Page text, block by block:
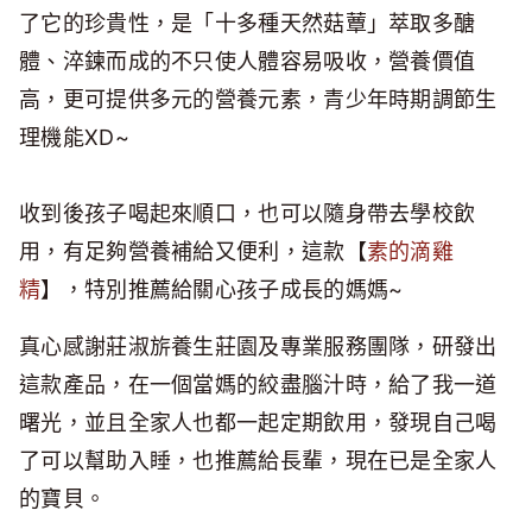
了它的珍貴性，是「十多種天然菇蕈」萃取多醣
體、淬鍊而成的不只使人體容易吸收，營養價值
高，更可提供多元的營養元素，青少年時期調節生
理機能XD~
收到後孩子喝起來順口，也可以隨身帶去學校飲
用，有足夠營養補給又便利，這款【素的滴雞
精】，特別推薦給關心孩子成長的媽媽~
真心感謝莊淑旂養生莊園及專業服務團隊，研發出
這款產品，在一個當媽的絞盡腦汁時，給了我一道
曙光，並且全家人也都一起定期飲用，發現自己喝
了可以幫助入睡，也推薦給長輩，現在已是全家人
的寶貝。